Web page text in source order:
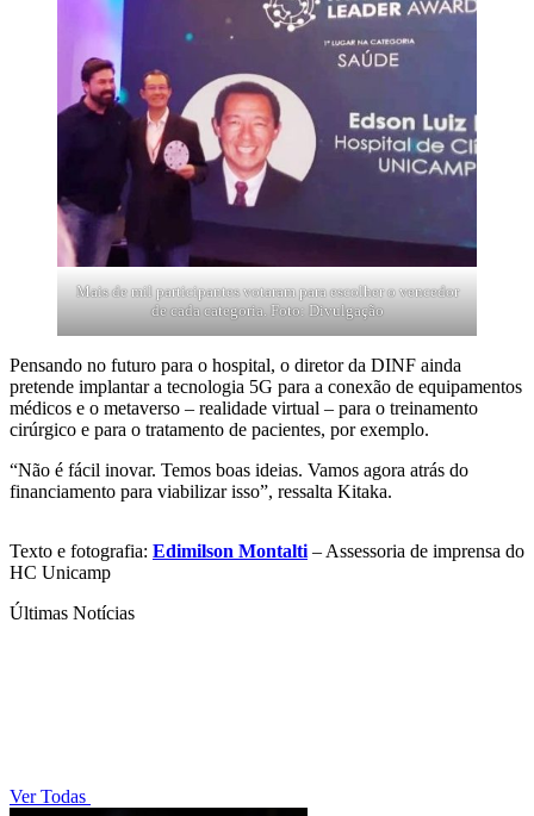
Mais de mil participantes votaram para escolher o vencedor
de cada categoria. Foto: Divulgação
Pensando no futuro para o hospital, o diretor da DINF ainda
pretende implantar a tecnologia 5G para a conexão de equipamentos
médicos e o metaverso – realidade virtual – para o treinamento
cirúrgico e para o tratamento de pacientes, por exemplo.
“Não é fácil inovar. Temos boas ideias. Vamos agora atrás do
financiamento para viabilizar isso”, ressalta Kitaka.
Texto e fotografia: Edimilson Montalti – Assessoria de imprensa do
HC Unicamp
Últimas Notícias
Ver Todas